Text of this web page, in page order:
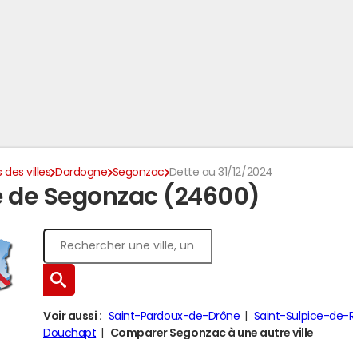
des villes Dordogne Segonzac Dette au 31/12/2024
de Segonzac (24600)
Voir aussi : Saint-Pardoux-de-Drône
Saint-Sulpice-de-
Douchapt
Comparer Segonzac à une autre ville